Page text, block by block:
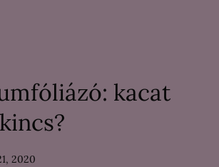
kacat
2020